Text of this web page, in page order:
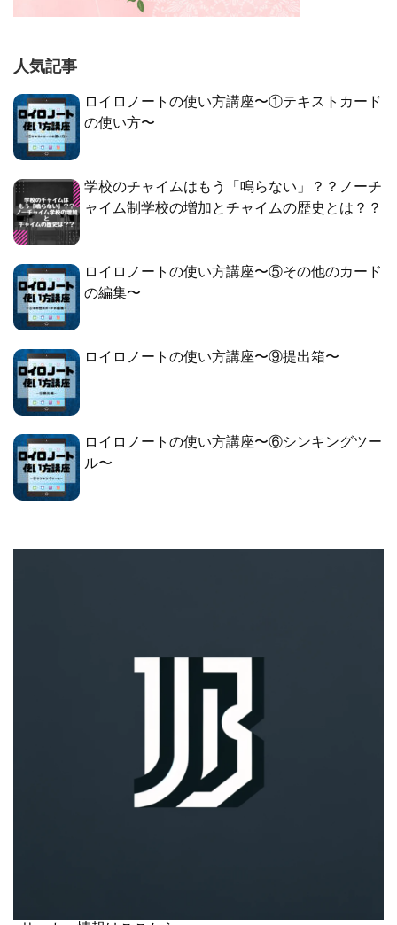
人気記事
ロイロノートの使い方講座〜①テキストカード
の使い方〜
学校のチャイムはもう「鳴らない」？？ノーチ
ャイム制学校の増加とチャイムの歴史とは？？
ロイロノートの使い方講座〜⑤その他のカード
の編集〜
ロイロノートの使い方講座〜⑨提出箱〜
ロイロノートの使い方講座〜⑥シンキングツー
ル〜